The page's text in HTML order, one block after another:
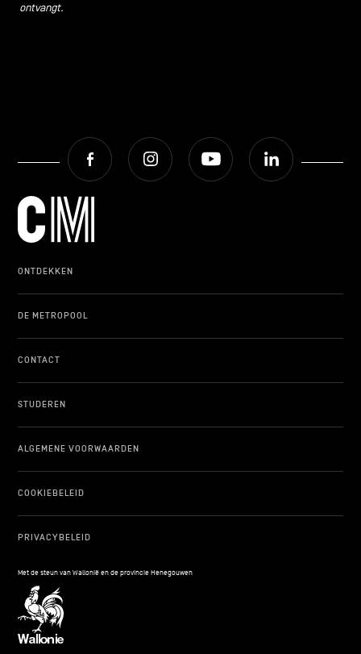
ontvangt.
Facebook Instagram Youtube
ONTDEKKEN
DE METROPOOL
CONTACT
STUDEREN
ALGEMENE VOORWAARDEN
COOKIEBELEID
PRIVACYBELEID
Met de steun van Wallonië en de provincie Henegouwen